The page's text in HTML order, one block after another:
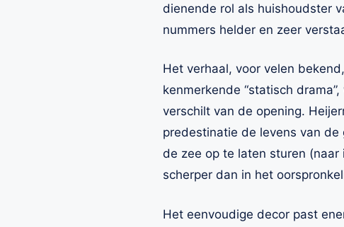
dienende rol als huishoudster
nummers helder en zeer
Het verhaal, voor velen
kenmerkende “statisch
verschilt van de opening.
predestinatie de levens van
de zee op te laten sturen
scherper dan in het
Het eenvoudige decor past